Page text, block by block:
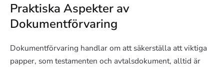
Praktiska Aspekter av
Dokumentförvaring
Dokumentförvaring handlar om att säkerställa att viktiga
papper, som testamenten och avtalsdokument, alltid är